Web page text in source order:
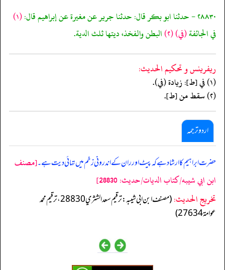
٢٨٨٣٠ - حدثنا ابو بكر قال: حدثنا جرير عن مغيرة عن إبراهيم قال:
(١)
في الجائفة(في)(٢) البطن والفخذ، ديتها ثلث الدية.
ريفرينس و تحكيم الحدیث:
(١) في [ط]: زيادة (في).
(٢) سقط من [ط].
اردو ترجمہ
حضرت ابراہیم کا ارشاد ہے کہ پیٹ اور ران کے اندرونی زخم میں تہائی دیت ہے۔[مصنف
ابن ابي شيبه/كتاب الديات/حدیث: 28830]
تخریج الحدیث:
(مصنف ابن ابي شيبه: ترقيم سعد الشثري 28830، ترقيم محمد
عوامة 27634)